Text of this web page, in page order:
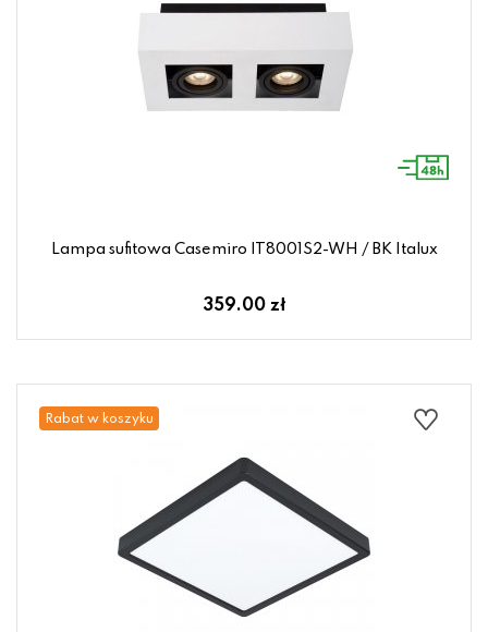
Lampa sufitowa Casemiro IT8001S2-WH / BK Italux
359.00 zł
Rabat w koszyku